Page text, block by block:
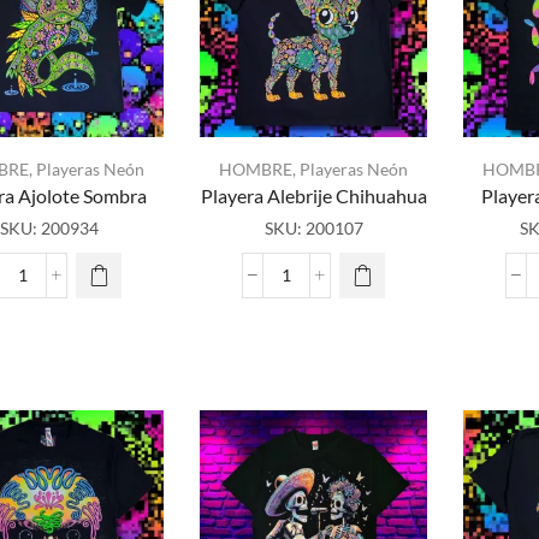
con
la
luz
neón
o
cantidad
, Playeras Neón
Ajolote Sombra
SKU: 200934
Playera
HOMBRE, Playeras Neón
Playera Alebrije Chihuahua
SKU: 200107
Playera